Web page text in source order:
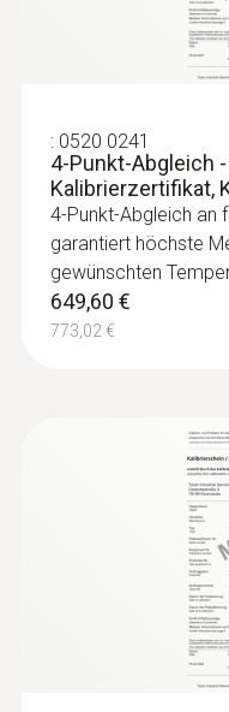
Robuster,
Robuster
: 0520 0241
4-Punkt-Abgleich -
Kalibrierzertifikat,
4-Punkt-Abgleich an
garantiert höchste
gewünschten
649,60 €
773,02 €